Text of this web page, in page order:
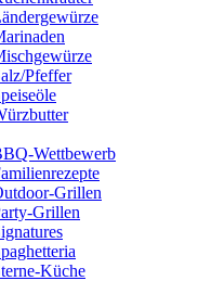
Pfeffer
Wettbewerb
Grillen
Grillen
Küche